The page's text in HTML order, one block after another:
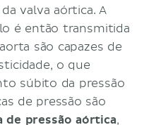
valva aórtica. A
é então transmitida
são capazes de
o que
súbito da pressão
de pressão são
de pressão aórtica,